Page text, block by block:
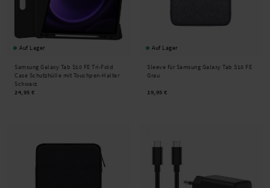
Auf Lager
Samsung Galaxy Tab S10 FE Tri-Fold
Case Schutzhülle mit Touchpen-Halter
Schwarz
24,95 €
Auf Lager
Sleeve für Samsung Galaxy Tab S10 FE
Grau
19,95 €